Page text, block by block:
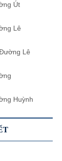
Út
Lê
Lê
Huỳnh